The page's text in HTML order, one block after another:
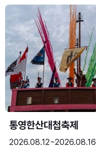
통영한산대첩축제
2026.08.12~2026.08.16